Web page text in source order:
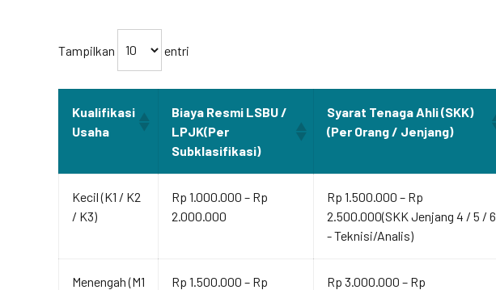
Tampilkan entri
Kualifikasi
Usaha
Biaya Resmi LSBU /
LPJK(Per
Subklasifikasi)
Syarat Tenaga Ahli (SKK)
(Per Orang / Jenjang)
Kecil (K1 / K2
/ K3)
Rp 1.000.000 – Rp
2.000.000
Rp 1.500.000 – Rp
2.500.000(SKK Jenjang 4 / 5 / 6
- Teknisi/Analis)
Menengah (M1
Rp 1.500.000 – Rp
Rp 3.000.000 – Rp